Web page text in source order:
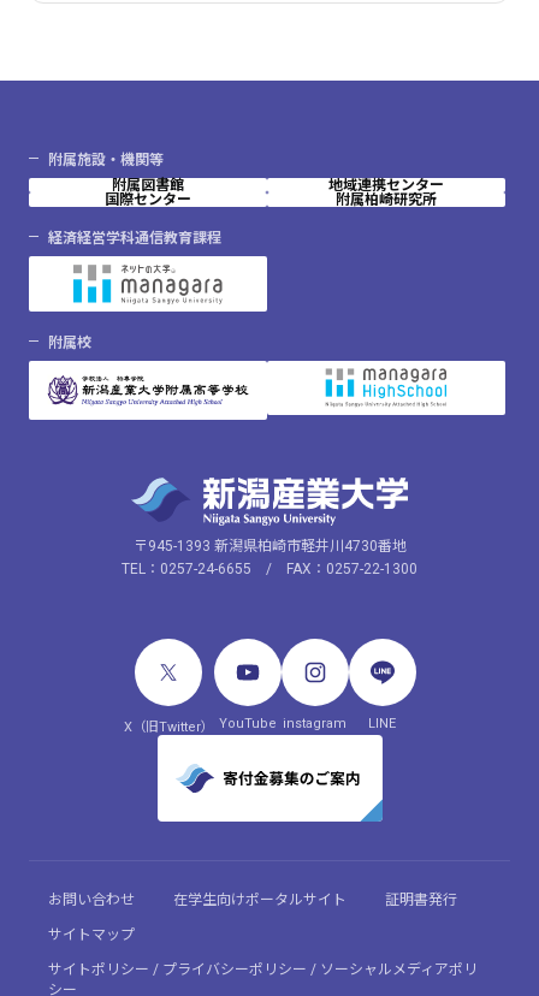
附属施設・機関等
附属図書館
地域連携センター
国際センター
附属柏崎研究所
経済経営学科通信教育課程
附属校
〒945-1393 新潟県柏崎市軽井川4730番地
TEL：0257-24-6655 / FAX：0257-22-1300
X（旧Twitter） YouTube instagram LINE
お問い合わせ 在学生向けポータルサイト 証明書発行
サイトマップ
サイトポリシー / プライバシーポリシー / ソーシャルメディアポリ
シー